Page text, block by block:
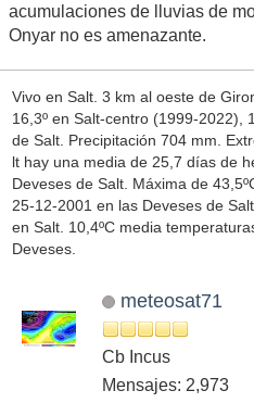
acumulaciones de lluvias de
Onyar no es amenazante.
Vivo en Salt. 3 km al oeste de
16,3º en Salt-centro (1999-2022),
de Salt. Precipitación 704 mm.
lt hay una media de 25,7 días de
Deveses de Salt. Máxima de
25-12-2001 en las Deveses de
en Salt. 10,4ºC media
Deveses.
meteosat71
Cb Incus
Mensajes: 2,973